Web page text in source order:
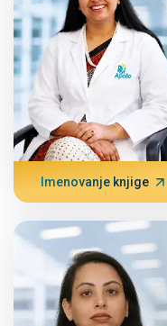
Imenovanje knjige